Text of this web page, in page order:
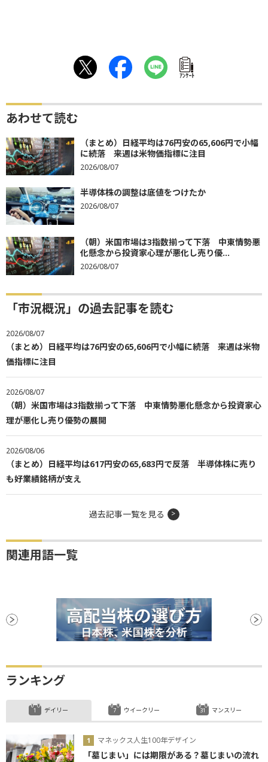
ｱﾝｹｰﾄ
あわせて読む
（まとめ）日経平均は76円安の65,606円で小幅
に続落 来週は米物価指標に注目
2026/08/07
半導体株の調整は底値をつけたか
2026/08/07
（朝）米国市場は3指数揃って下落 中東情勢悪
化懸念から投資家心理が悪化し売り優...
2026/08/07
「市況概況」の過去記事を読む
2026/08/07
（まとめ）日経平均は76円安の65,606円で小幅に続落 来週は米物
価指標に注目
2026/08/07
（朝）米国市場は3指数揃って下落 中東情勢悪化懸念から投資家心
理が悪化し売り優勢の展開
2026/08/06
（まとめ）日経平均は617円安の65,683円で反落 半導体株に売り
も好業績銘柄が支え
過去記事一覧を見る
関連用語一覧
ランキング
デイリー
マネックス人生100年デザイン
「墓じまい」には期限がある？墓じまいの流れ
ウイークリー マンスリー